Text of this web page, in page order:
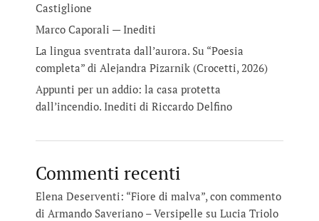
Castiglione
Marco Caporali — Inediti
La lingua sventrata dall’aurora. Su “Poesia
completa” di Alejandra Pizarnik (Crocetti, 2026)
Appunti per un addio: la casa protetta
dall’incendio. Inediti di Riccardo Delfino
Commenti recenti
Elena Deserventi: “Fiore di malva”, con commento
di Armando Saveriano – Versipelle su Lucia Triolo